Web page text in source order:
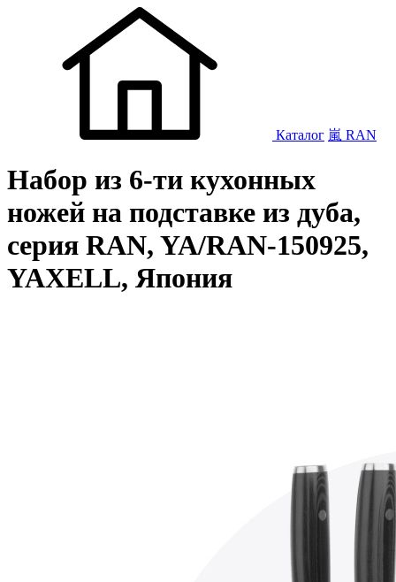
Каталог 嵐 RAN
Набор из 6-ти кухонных
ножей на подставке из дуба,
серия RAN, YA/RAN-150925,
YAXELL, Япония